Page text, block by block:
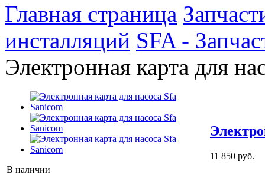
Главная страница
инсталляций SFA -
Электронная карта для
В наличии
11 850 руб.